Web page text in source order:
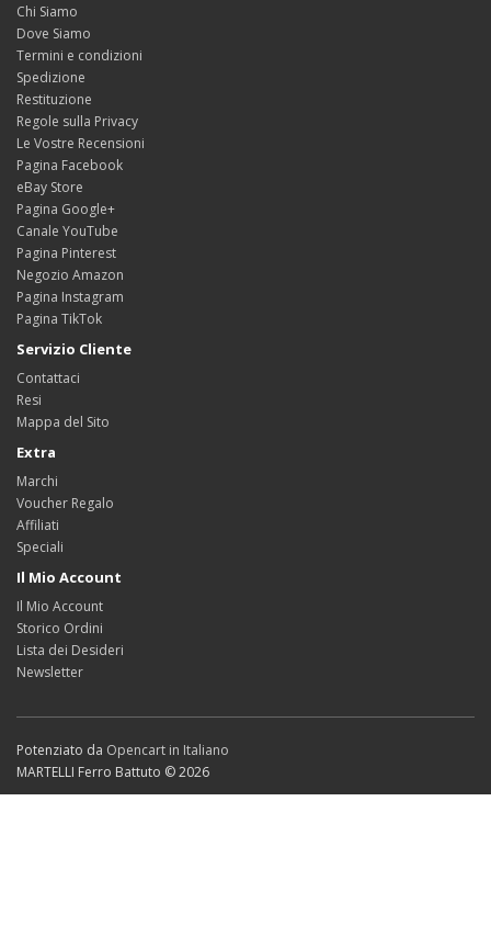
Chi Siamo
Dove Siamo
Termini e condizioni
Spedizione
Restituzione
Regole sulla Privacy
Le Vostre Recensioni
Pagina Facebook
eBay Store
Pagina Google+
Canale YouTube
Pagina Pinterest
Negozio Amazon
Pagina Instagram
Pagina TikTok
Servizio Cliente
Contattaci
Resi
Mappa del Sito
Extra
Marchi
Voucher Regalo
Affiliati
Speciali
Il Mio Account
Il Mio Account
Storico Ordini
Lista dei Desideri
Newsletter
Potenziato da Opencart in Italiano
MARTELLI Ferro Battuto © 2026